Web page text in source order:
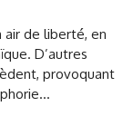
air de liberté, en
D’autres
provoquant